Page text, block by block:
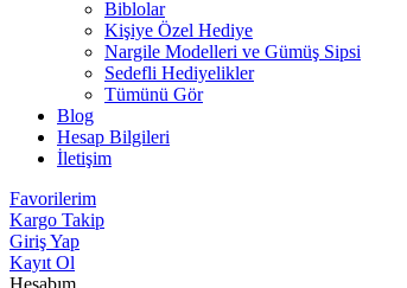
Biblolar
Kişiye Özel Hediye
Nargile Modelleri ve Gümüş Sipsi
Sedefli Hediyelikler
Tümünü Gör
Blog
Hesap Bilgileri
İletişim
Favorilerim
Kargo Takip
Giriş Yap
Kayıt Ol
Hesabım